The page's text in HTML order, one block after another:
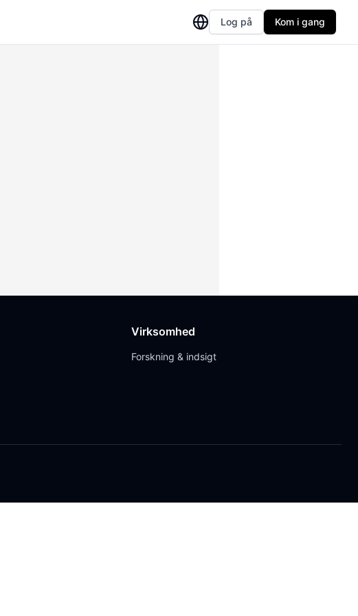
Log på Kom i gang
Virksomhed
Forskning & indsigt